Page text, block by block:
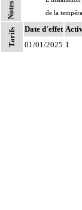
Notes
9.5
de la
mesure
artérielle.
Tarifs Date d'effet
01/01/2025 1